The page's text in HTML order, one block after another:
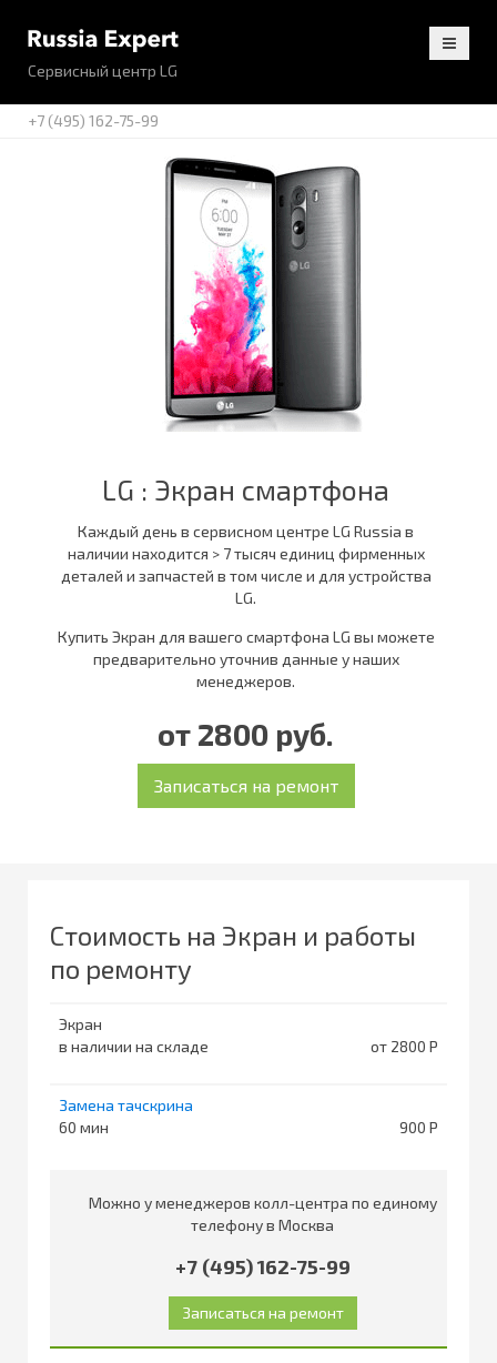
Сервисный центр LG
+7 (495) 162-75-99
LG : Экран смартфона
Каждый день в сервисном центре LG Russia в
наличии находится > 7 тысяч единиц фирменных
деталей и запчастей в том числе и для устройства
LG.
Купить Экран для вашего смартфона LG вы можете
предварительно уточнив данные у наших
менеджеров.
от 2800 руб.
Стоимость на Экран и работы
по ремонту
Экран
в наличии на складе
от 2800
Замена тачскрина
60
900
Можно у менеджеров колл-центра по единому
телефону в Москва
+7 (495) 162-75-99